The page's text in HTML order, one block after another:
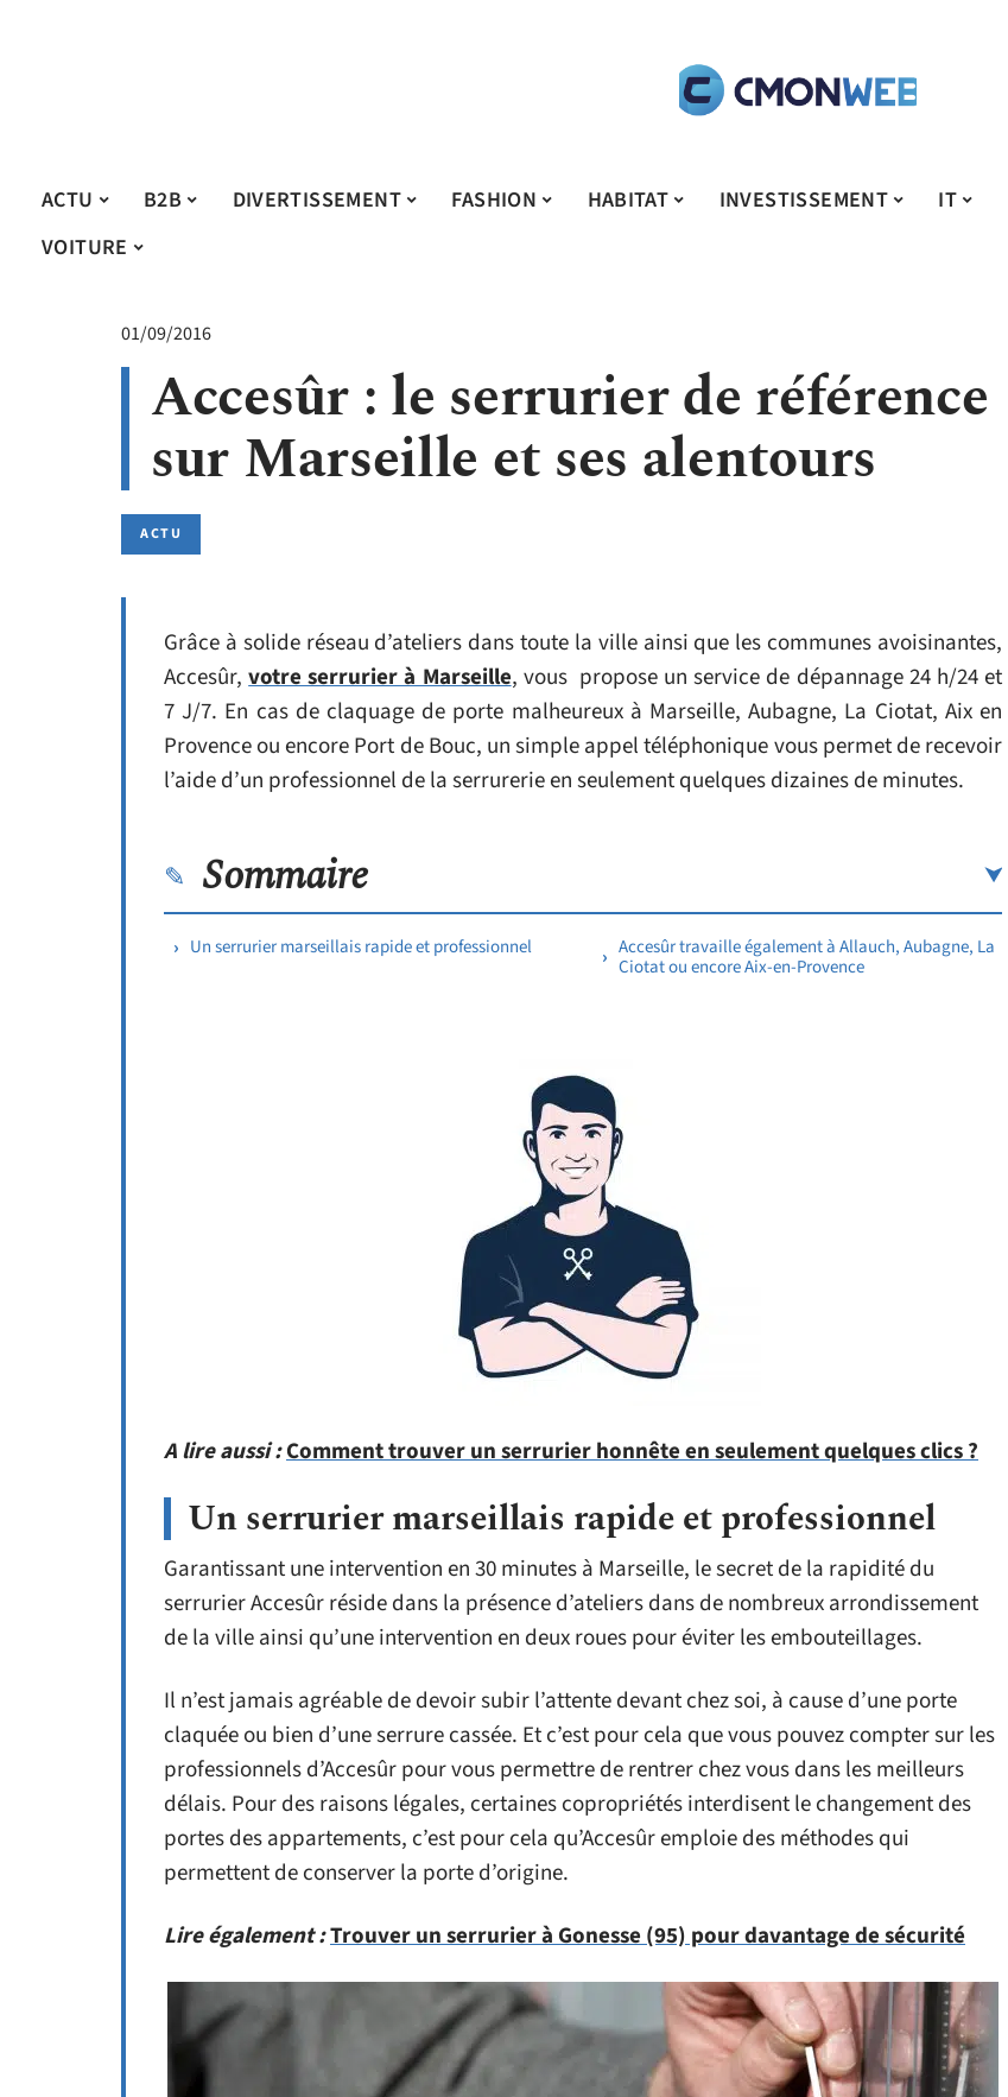
ACTU B2B DIVERTISSEMENT FASHION HABITAT INVESTISSEMENT IT
VOITURE
01/09/2016
Accesûr : le serrurier de référence
sur Marseille et ses alentours
ACTU
Grâce à solide réseau d’ateliers dans toute la ville ainsi que les communes avoisinantes,
Accesûr,votre serrurier à Marseille, vous propose un service de dépannage 24 h/24 et
7 J/7. En cas de claquage de porte malheureux à Marseille, Aubagne, La Ciotat, Aix en
Provence ou encore Port de Bouc, un simple appel téléphonique vous permet de recevoir
l’aide d’un professionnel de la serrurerie en seulement quelques dizaines de minutes.
Sommaire
Un serrurier marseillais rapide et professionnel
Accesûr travaille également à Allauch, Aubagne, La
Ciotat ou encore Aix-en-Provence
A lire aussi :Comment trouver un serrurier honnête en seulement quelques clics ?
Un serrurier marseillais rapide et professionnel
Garantissant une intervention en 30 minutes à Marseille, le secret de la rapidité du
serrurier Accesûr réside dans la présence d’ateliers dans de nombreux arrondissement
de la ville ainsi qu’une intervention en deux roues pour éviter les embouteillages.
Il n’est jamais agréable de devoir subir l’attente devant chez soi, à cause d’une porte
claquée ou bien d’une serrure cassée. Et c’est pour cela que vous pouvez compter sur les
professionnels d’Accesûr pour vous permettre de rentrer chez vous dans les meilleurs
délais. Pour des raisons légales, certaines copropriétés interdisent le changement des
portes des appartements, c’est pour cela qu’Accesûr emploie des méthodes qui
permettent de conserver la porte d’origine.
Lire également :Trouver un serrurier à Gonesse (95) pour davantage de sécurité